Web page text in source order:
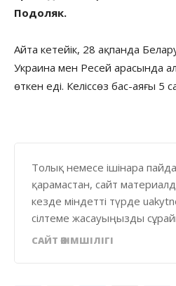
Подоляк.
Айта кетейік, 28 ақпанда
Украина мен Ресей арасында
өткен еді. Келіссөз бас-аяғы 5
Толық немесе ішінара
қарамастан, сайт
кезде міндетті түрде
сілтеме жасауыңызды
САЙТ ӘКІМШІЛІГІ